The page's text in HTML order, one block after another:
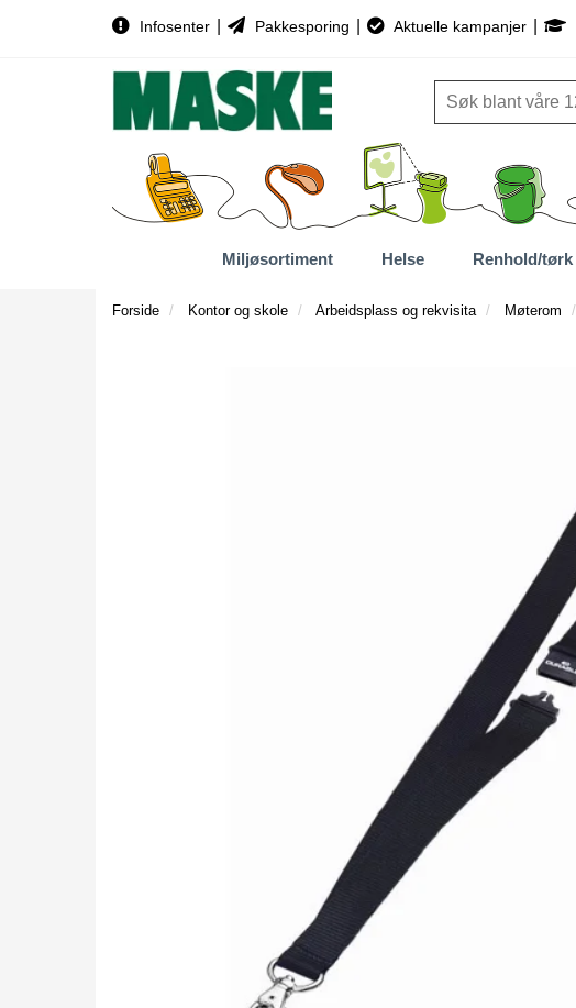
Infosenter Pakkesporing Aktuelle kampanjer
Miljøsortiment Helse Renhold/tørk
Forside Kontor og skole Arbeidsplass og rekvisita Møterom